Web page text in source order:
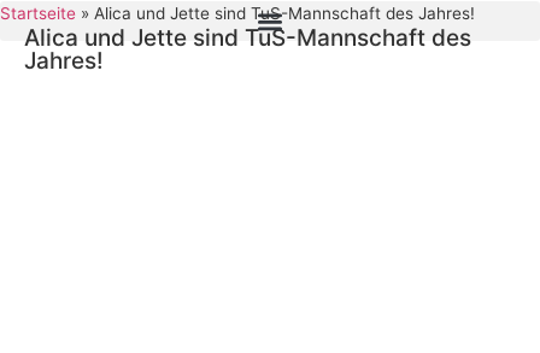
Startseite » Alica und Jette sind TuS-Mannschaft des Jahres!
Alica und Jette sind TuS-Mannschaft des
Jahres!